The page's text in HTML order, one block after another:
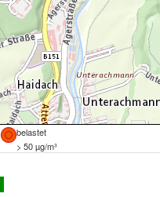
belastet
> 50 µg/m³